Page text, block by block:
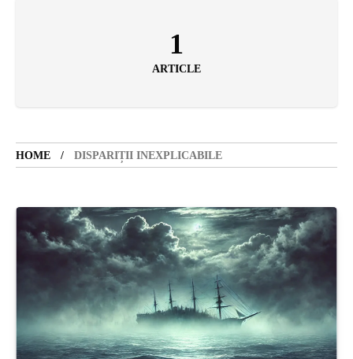
1
ARTICLE
HOME DISPARIȚII INEXPLICABILE
ENGLISH
CONTENT
SANATATE
SI
INGRIJIRE
ISTORIE